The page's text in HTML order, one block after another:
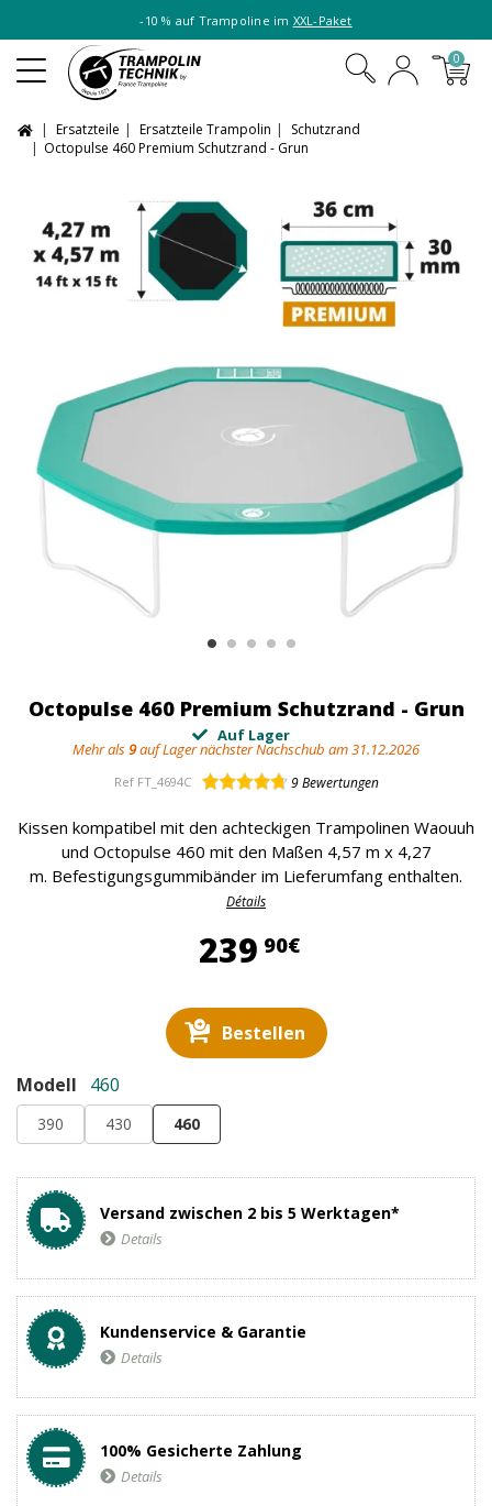
-10 % auf Trampoline im XXL-Paket
0
Ersatzteile Ersatzteile Trampolin
Schutzrand
Octopulse 460 Premium Schutzrand - Grun
Octopulse 460 Premium Schutzrand - Grun
Auf Lager
Mehr als9auf Lager nächster Nachschub am 31.12.2026
Ref FT_4694C 9Bewertungen
Kissen kompatibel mit den achteckigen Trampolinen Waouuh
und Octopulse 460 mit den Maßen 4,57 m x 4,27
m. Befestigungsgummibänder im Lieferumfang enthalten.
Détails
239 90€239,90 €
Bestellen
Modell 460
390 430 460
Versand zwischen 2 bis 5 Werktagen*
Details
Kundenservice & Garantie
Details
100% Gesicherte Zahlung
Details